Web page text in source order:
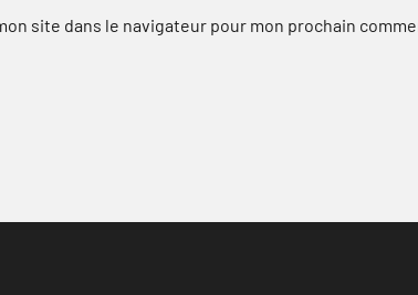
site dans le navigateur pour mon prochain